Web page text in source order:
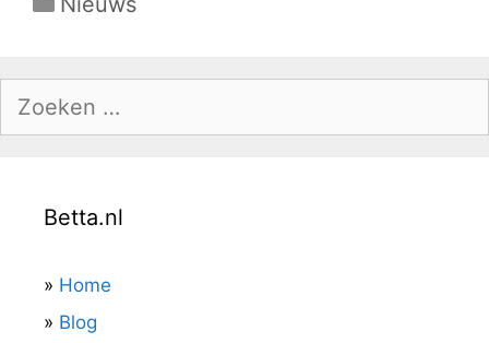
Zoek
naar:
Betta.nl
» Home
» Blog